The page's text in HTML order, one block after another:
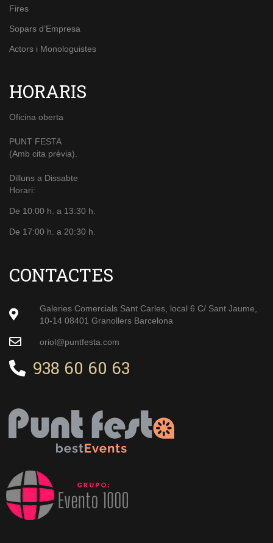
Fires
Sopars d’Empresa
Actors i Monologuistes
HORARIS
Oficina oberta
PUNT FESTA
(Amb cita prèvia).
Dilluns a Dissabte
Horari:
De 10:00 h. a 13:30 h.
De 17:00 h. a 20:30 h.
CONTACTES
Galeries Comercials Sant Carles, local 6 C/ Sant Jaume,
10-14 08401 Granollers Barcelona
oriol@puntfesta.com
938 60 60 63